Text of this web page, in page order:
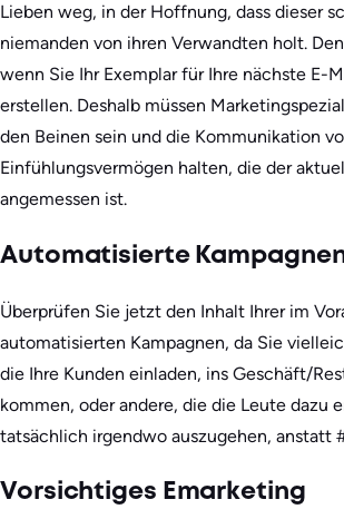
Lieben weg, in der Hoffnung, dass dieser
niemanden von ihren Verwandten holt.
wenn Sie Ihr Exemplar für Ihre nächste E-
erstellen. Deshalb müssen
den Beinen sein und die Kommunikation
Einfühlungsvermögen halten, die der
angemessen ist.
Automatisierte
Überprüfen Sie jetzt den Inhalt Ihrer im
automatisierten Kampagnen, da Sie
die Ihre Kunden einladen, ins Geschäft/
kommen, oder andere, die die Leute dazu
tatsächlich irgendwo auszugehen, anstatt
Vorsichtiges Emarketing